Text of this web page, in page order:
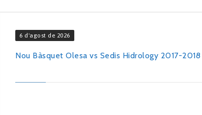
6 d'agost de 2026
Nou Bàsquet Olesa vs Sedis Hidrology 2017-2018